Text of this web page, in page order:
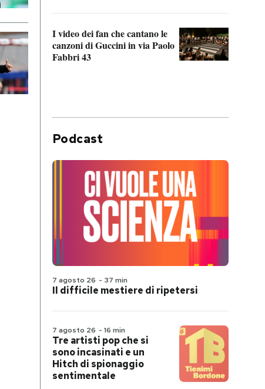
I video dei fan che cantano le
canzoni di Guccini in via Paolo
Fabbri 43
Podcast
7 agosto 26 - 37 min
Il difficile mestiere di ripetersi
7 agosto 26 - 16 min
Tre artisti pop che si
sono incasinati e un
Hitch di spionaggio
sentimentale